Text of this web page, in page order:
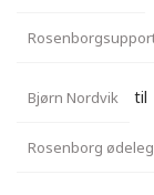
Bjørn Nordvik til
Rosenborg